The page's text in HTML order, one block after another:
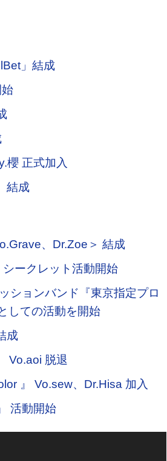
」結成
始
櫻 正式加入
結成
、Dr.Zoe＞ 結成
シークレット活動開始
ションバンド『東京指定プロ
しての活動を開始
成
Vo.aoi 脱退
』 Vo.sew、Dr.Hisa 加入
活動開始